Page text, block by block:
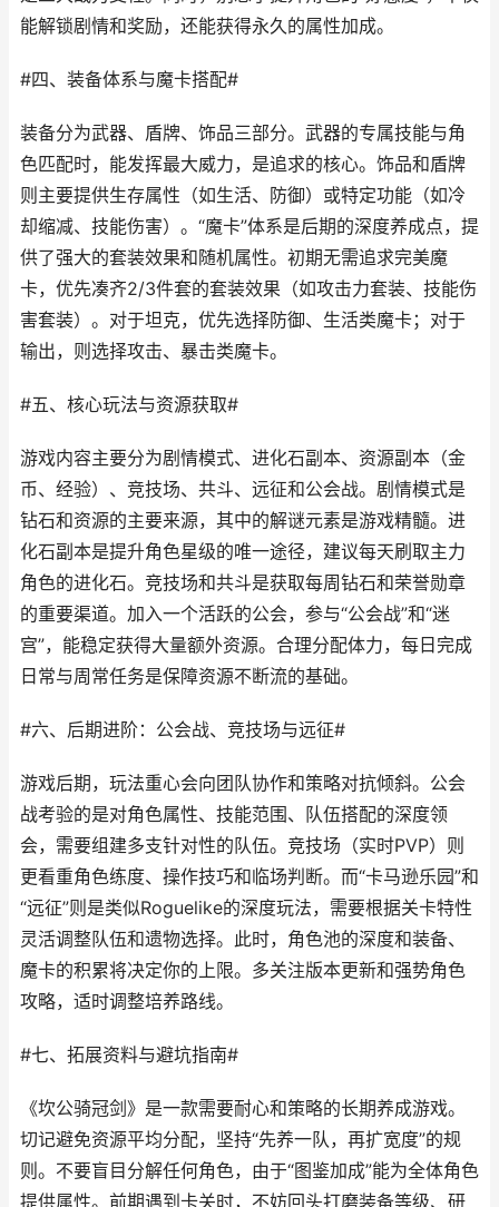
能解锁剧情和奖励，还能获得永久的属性加成。
#四、装备体系与魔卡搭配#
装备分为武器、盾牌、饰品三部分。武器的专属技能与角
色匹配时，能发挥最大威力，是追求的核心。饰品和盾牌
则主要提供生存属性（如生活、防御）或特定功能（如冷
却缩减、技能伤害）。“魔卡”体系是后期的深度养成点，提
供了强大的套装效果和随机属性。初期无需追求完美魔
卡，优先凑齐2/3件套的套装效果（如攻击力套装、技能伤
害套装）。对于坦克，优先选择防御、生活类魔卡；对于
输出，则选择攻击、暴击类魔卡。
#五、核心玩法与资源获取#
游戏内容主要分为剧情模式、进化石副本、资源副本（金
币、经验）、竞技场、共斗、远征和公会战。剧情模式是
钻石和资源的主要来源，其中的解谜元素是游戏精髓。进
化石副本是提升角色星级的唯一途径，建议每天刷取主力
角色的进化石。竞技场和共斗是获取每周钻石和荣誉勋章
的重要渠道。加入一个活跃的公会，参与“公会战”和“迷
宫”，能稳定获得大量额外资源。合理分配体力，每日完成
日常与周常任务是保障资源不断流的基础。
#六、后期进阶：公会战、竞技场与远征#
游戏后期，玩法重心会向团队协作和策略对抗倾斜。公会
战考验的是对角色属性、技能范围、队伍搭配的深度领
会，需要组建多支针对性的队伍。竞技场（实时PVP）则
更看重角色练度、操作技巧和临场判断。而“卡马逊乐园”和
“远征”则是类似Roguelike的深度玩法，需要根据关卡特性
灵活调整队伍和遗物选择。此时，角色池的深度和装备、
魔卡的积累将决定你的上限。多关注版本更新和强势角色
攻略，适时调整培养路线。
#七、拓展资料与避坑指南#
《坎公骑冠剑》是一款需要耐心和策略的长期养成游戏。
切记避免资源平均分配，坚持“先养一队，再扩宽度”的规
则。不要盲目分解任何角色，由于“图鉴加成”能为全体角色
提供属性。前期遇到卡关时，不妨回头打磨装备等级、研